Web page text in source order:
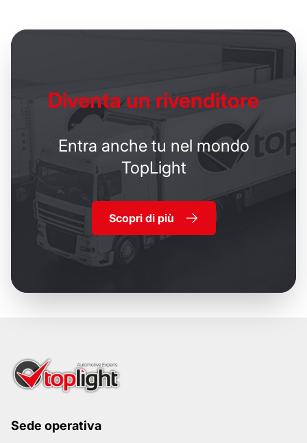
Diventa un rivenditore
Entra anche tu nel mondo
TopLight
Scopri di più
Sede operativa